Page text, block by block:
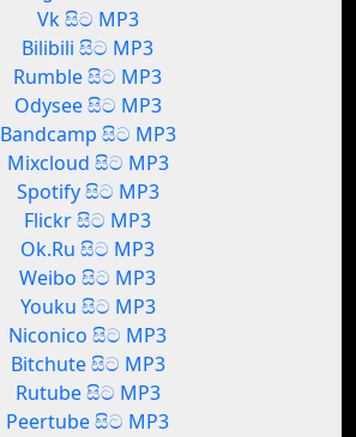
Vk සිට MP3
Bilibili සිට MP3
Rumble සිට MP3
Odysee සිට MP3
Bandcamp සිට MP3
Mixcloud සිට MP3
Spotify සිට MP3
Flickr සිට MP3
Ok.Ru සිට MP3
Weibo සිට MP3
Youku සිට MP3
Niconico සිට MP3
Bitchute සිට MP3
Rutube සිට MP3
Peertube සිට MP3